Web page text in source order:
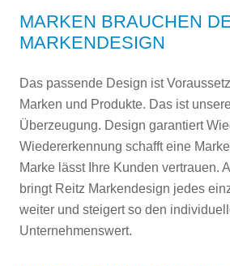
MARKEN BRAUCHEN
MARKENDESIGN
Das passende Design ist
Marken und Produkte. Das ist
Überzeugung. Design garantiert
Wiedererkennung schafft eine
Marke lässt Ihre Kunden vertrauen.
bringt Reitz Markendesign jedes
weiter und steigert so den
Unternehmenswert.